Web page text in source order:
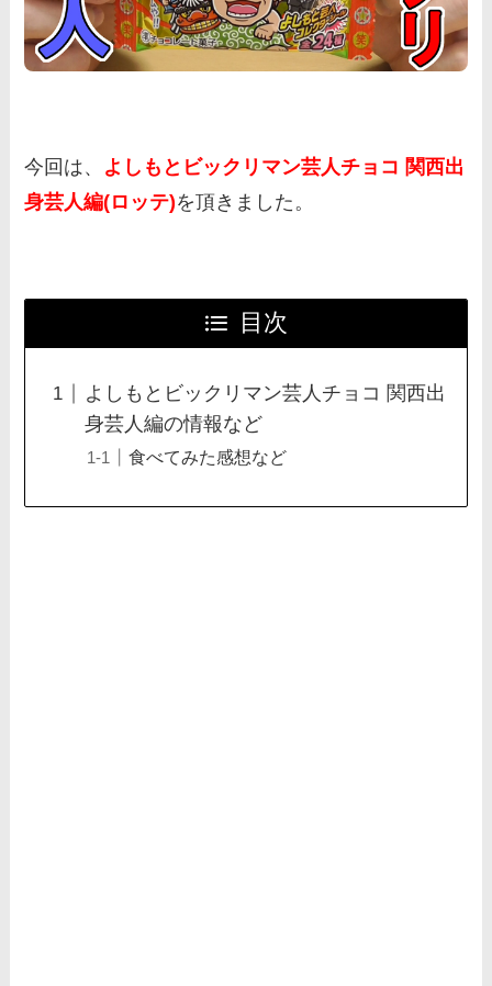
今回は、 よしもとビックリマン芸人チョコ 関西出
身芸人編(ロッテ)を頂きました。
目次
よしもとビックリマン芸人チョコ 関西出
身芸人編の情報など
食べてみた感想など